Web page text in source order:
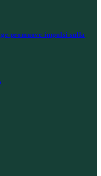
promuove impulsi sulla